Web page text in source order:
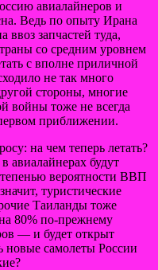
авиалайнеров и
Ведь по опыту Ирана
ввоз запчастей туда,
со средним уровнем
с вполне приличной
не так много
стороны, многие
войны тоже не всегда
приближении.
на чем теперь летать?
авиалайнерах будут
вероятности ВВП
туристические
Таиланды тоже
80% по-прежнему
— и будет открыт
новые самолеты России